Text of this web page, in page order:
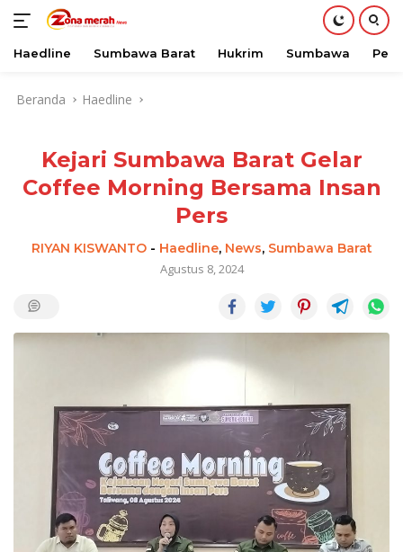
Haedline Sumbawa Barat Hukrim Sumbawa
Beranda Haedline
Kejari Sumbawa Barat Gelar
Coffee Morning Bersama Insan
Pers
RIYAN KISWANTO- Haedline, News, Sumbawa Barat
Agustus 8, 2024